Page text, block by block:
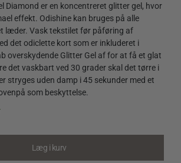
Diamond er en koncentreret glitter gel, hvor
effekt. Odishine kan bruges på alle
læder. Vask tekstilet før påføring af
det odiclette kort som er inkluderet i
overskydende Glitter Gel af for at få et glat
det vaskbart ved 30 grader skal det tørre i
stryges uden damp i 45 sekunder med et
som beskyttelse.
Læg i kurv